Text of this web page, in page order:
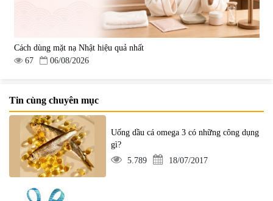
Cách dùng mặt nạ Nhật hiệu quả nhất
67
06/08/2026
Tin cùng chuyên mục
Uống dầu cá omega 3 có những công dụng
gì?
5.789
18/07/2017